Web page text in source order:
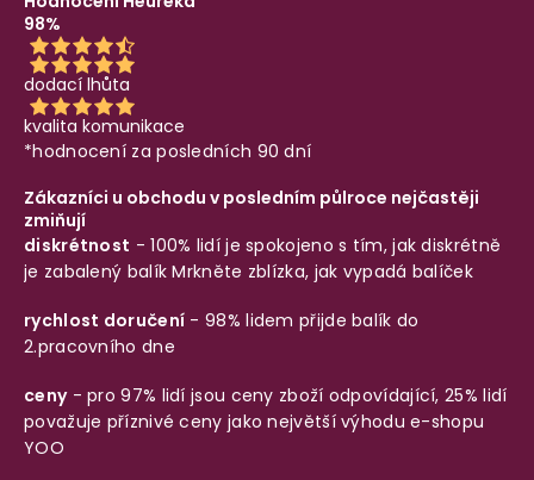
98%
dodací lhůta
kvalita komunikace
*hodnocení za posledních 90 dní
Zákazníci u obchodu v posledním půlroce nejčastěji
zmiňují
diskrétnost - 100% lidí je spokojeno s tím, jak diskrétně
je zabalený balíkMrkněte zblízka, jak vypadá balíček
rychlost doručení - 98% lidem přijde balík do
2.pracovního dne
ceny- pro 97% lidí jsou ceny zboží odpovídající, 25% lidí
považuje příznivé ceny jako největší výhodu e-shopu
YOO